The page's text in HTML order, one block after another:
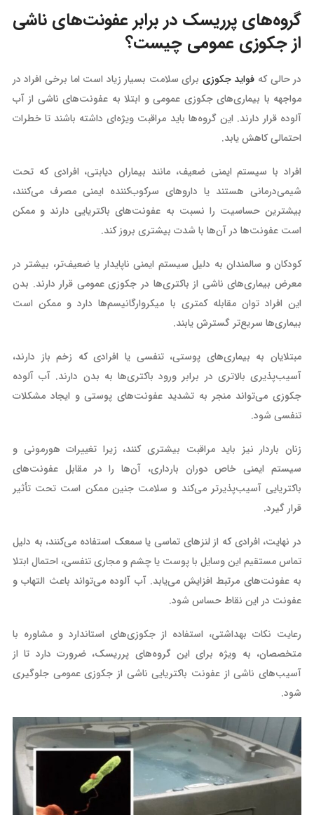
گروه‌های پرریسک در برابر عفونت‌های ناشی
از جکوزی عمومی چیست؟
در حالی که فواید جکوزی برای سلامت بسیار زیاد است اما برخی افراد در
مواجهه با بیماری‌های جکوزی عمومی و ابتلا به عفونت‌های ناشی از آب
آلوده قرار دارند. این گروه‌ها باید مراقبت ویژه‌ای داشته باشند تا خطرات
احتمالی کاهش یابد.
افراد با سیستم ایمنی ضعیف، مانند بیماران دیابتی، افرادی که تحت
شیمی‌درمانی هستند یا داروهای سرکوب‌کننده ایمنی مصرف می‌کنند،
بیشترین حساسیت را نسبت به عفونت‌های باکتریایی دارند و ممکن
است عفونت‌ها در آن‌ها با شدت بیشتری بروز کند.
کودکان و سالمندان به دلیل سیستم ایمنی ناپایدار یا ضعیف‌تر، بیشتر در
معرض بیماری‌های ناشی از باکتری‌ها در جکوزی عمومی قرار دارند. بدن
این افراد توان مقابله کمتری با میکروارگانیسم‌ها دارد و ممکن است
بیماری‌ها سریع‌تر گسترش یابند.
مبتلایان به بیماری‌های پوستی، تنفسی یا افرادی که زخم باز دارند،
آسیب‌پذیری بالاتری در برابر ورود باکتری‌ها به بدن دارند. آب آلوده
جکوزی می‌تواند منجر به تشدید عفونت‌های پوستی و ایجاد مشکلات
تنفسی شود.
زنان باردار نیز باید مراقبت بیشتری کنند، زیرا تغییرات هورمونی و
سیستم ایمنی خاص دوران بارداری، آن‌ها را در مقابل عفونت‌های
باکتریایی آسیب‌پذیرتر می‌کند و سلامت جنین ممکن است تحت تأثیر
قرار گیرد.
در نهایت، افرادی که از لنزهای تماسی یا سمعک استفاده می‌کنند، به دلیل
تماس مستقیم این وسایل با پوست یا چشم و مجاری تنفسی، احتمال ابتلا
به عفونت‌های مرتبط افزایش می‌یابد. آب آلوده می‌تواند باعث التهاب و
عفونت در این نقاط حساس شود.
رعایت نکات بهداشتی، استفاده از جکوزی‌های استاندارد و مشاوره با
متخصصان، به ویژه برای این گروه‌های پرریسک، ضرورت دارد تا از
آسیب‌های ناشی از عفونت باکتریایی ناشی از جکوزی عمومی جلوگیری
شود.